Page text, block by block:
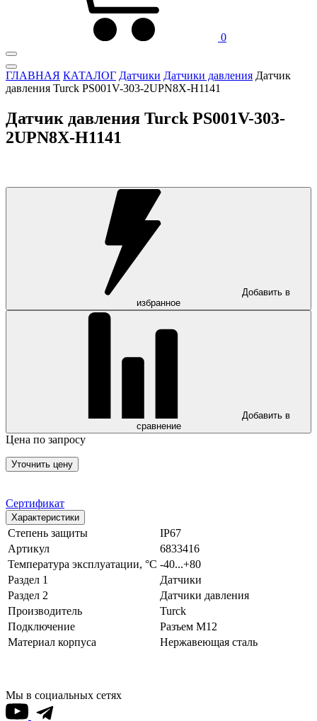
0
ГЛАВНАЯ КАТАЛОГ Датчики Датчики давления Датчик
давления Turck PS001V-303-2UPN8X-H1141
Датчик давления Turck PS001V-303-
2UPN8X-H1141
Добавить в
избранное
Добавить в
сравнение
Цена по запросу
Уточнить цену
Сертификат
Характеристики
Степень защиты
IP67
Артикул
6833416
Температура эксплуатации, °С -40...+80
Раздел 1
Датчики
Раздел 2
Датчики давления
Производитель
Turck
Подключение
Разъем M12
Материал корпуса
Нержавеющая сталь
Мы в социальных сетях